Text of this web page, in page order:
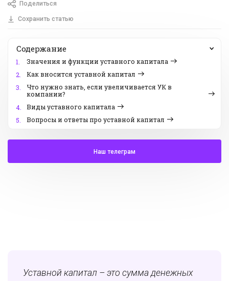
Поделиться
Сохранить статью
Содержание
1.
Значения и функции уставного капитала
2.
Как вносится уставной капитал
3.
Что нужно знать, если увеличивается УК в
компании?
4.
Виды уставного капитала
5.
Вопросы и ответы про уставной капитал
Наш телеграм
Уставной капитал – это сумма денежных